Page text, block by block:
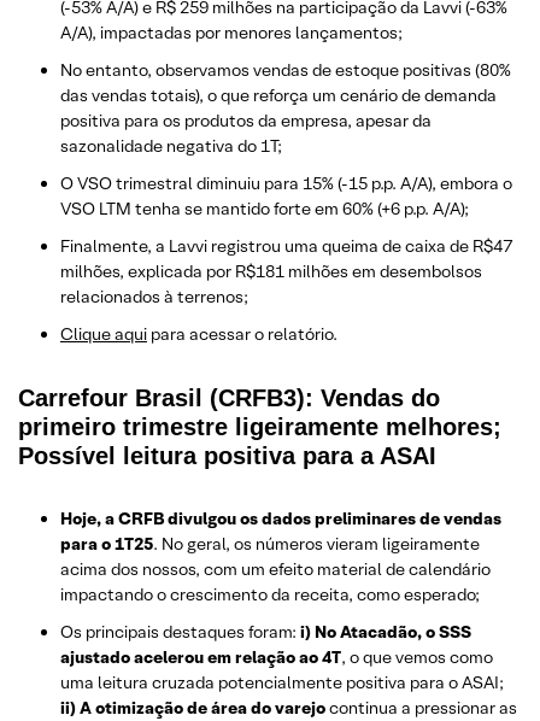
(-53% A/A) e R$ 259 milhões na participação da Lavvi (-63%
A/A), impactadas por menores lançamentos;
No entanto, observamos vendas de estoque positivas (80%
das vendas totais), o que reforça um cenário de demanda
positiva para os produtos da empresa, apesar da
sazonalidade negativa do 1T;
O VSO trimestral diminuiu para 15% (-15 p.p. A/A), embora o
VSO LTM tenha se mantido forte em 60% (+6 p.p. A/A);
Finalmente, a Lavvi registrou uma queima de caixa de R$47
milhões, explicada por R$181 milhões em desembolsos
relacionados à terrenos;
Clique aqui para acessar o relatório.
Carrefour Brasil (CRFB3): Vendas do
primeiro trimestre ligeiramente melhores;
Possível leitura positiva para a ASAI
Hoje, a CRFB divulgou os dados preliminares de vendas
para o 1T25. No geral, os números vieram ligeiramente
acima dos nossos, com um efeito material de calendário
impactando o crescimento da receita, como esperado;
Os principais destaques foram: i) No Atacadão, o SSS
ajustado acelerou em relação ao 4T, o que vemos como
uma leitura cruzada potencialmente positiva para o ASAI;
ii) A otimização de área do varejocontinua a pressionar as